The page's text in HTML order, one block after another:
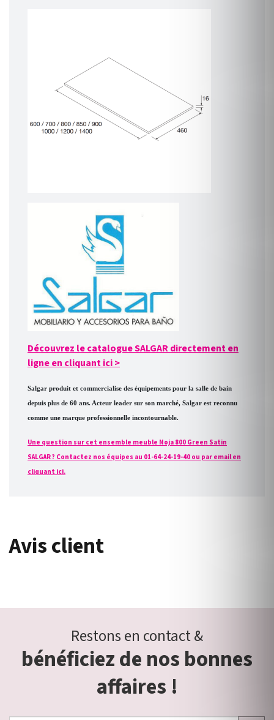
Découvrez le catalogue SALGAR directement en
ligne en cliquant ici>
Salgar produit et commercialise des équipements pour la salle de bain
depuis plus de 60 ans. Acteur leader sur son marché, Salgar est reconnu
comme une marque professionnelle incontournable.
Une question sur cet ensemble meuble Noja 800 Green Satin
SALGAR ? Contactez nos équipes au 01-64-24-19-40 ou par email en
cliquant ici.
Avis client
Restons en contact &
bénéficiez de nos bonnes
affaires !